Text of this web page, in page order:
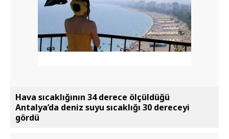
Hava sıcaklığının 34 derece ölçüldüğü
Antalya’da deniz suyu sıcaklığı 30 dereceyi
gördü